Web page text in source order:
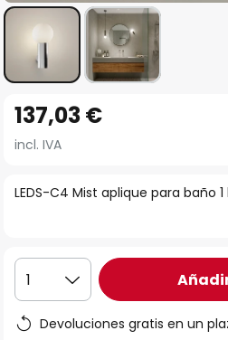
comienzo
la
imágenes
LEDS-C4 Mist aplique para baño
137,03 €
incl. IVA
1
Devoluciones gratis en un